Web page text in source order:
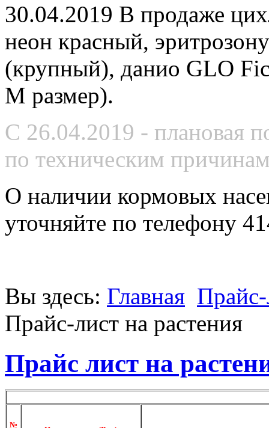
30.04.2019 В продаже
неон красный,
(крупный), данио GLO
M размер).
С 26.04.2019 - плановая
по техническим
О наличии кормовых
уточняйте по телефону
Вы здесь: Главная
Прайс-лист на растения
Прайс лист на
№